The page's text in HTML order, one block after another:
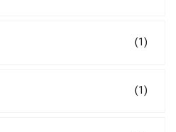
(1)
(1)